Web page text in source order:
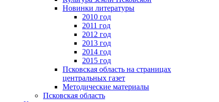
Новинки литературы
2010 год
2011 год
2012 год
2013 год
2014 год
2015 год
Псковская область на страницах
центральных газет
Методические материалы
Псковская область